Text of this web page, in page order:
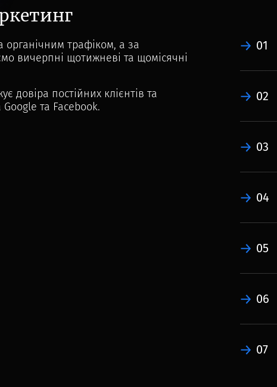
01
02
03
04
05
06
07
трафіком, а за
вичерпні щотижневі та щомісячні
довіра постійних клієнтів та
Google та Facebook.